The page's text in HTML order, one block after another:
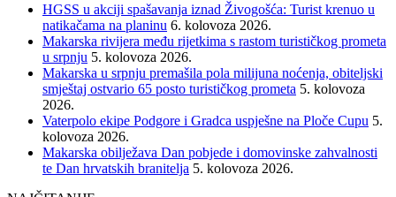
HGSS u akciji spašavanja iznad Živogošća: Turist krenuo u
natikačama na planinu 6. kolovoza 2026.
Makarska rivijera među rijetkima s rastom turističkog prometa
u srpnju 5. kolovoza 2026.
Makarska u srpnju premašila pola milijuna noćenja, obiteljski
smještaj ostvario 65 posto turističkog prometa 5. kolovoza
2026.
Vaterpolo ekipe Podgore i Gradca uspješne na Ploče Cupu 5.
kolovoza 2026.
Makarska obilježava Dan pobjede i domovinske zahvalnosti
te Dan hrvatskih branitelja 5. kolovoza 2026.